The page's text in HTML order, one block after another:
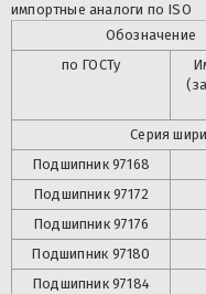
импортные аналоги по ISO
Обозначение
по ГОСТу
Серия
Подшипник 97168
Подшипник 97172
Подшипник 97176
Подшипник 97180
Подшипник 97184